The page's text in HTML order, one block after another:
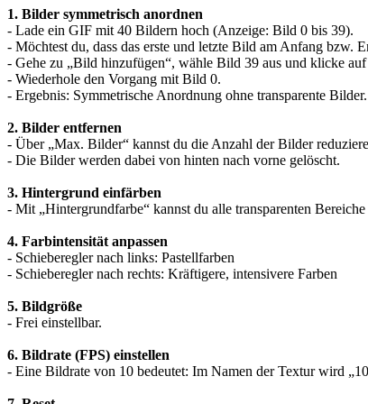
1. Bilder symmetrisch anordnen
- Lade ein GIF mit 40 Bildern hoch (Anzeige: Bild 0 bis 39).
- Möchtest du, dass das erste und letzte Bild am Anfang bzw.
- Gehe zu „Bild hinzufügen“, wähle Bild 39 aus und klicke
- Wiederhole den Vorgang mit Bild 0.
- Ergebnis: Symmetrische Anordnung ohne transparente Bilder.
2. Bilder entfernen
- Über „Max. Bilder“ kannst du die Anzahl der Bilder
- Die Bilder werden dabei von hinten nach vorne gelöscht.
3. Hintergrund einfärben
- Mit „Hintergrundfarbe“ kannst du alle transparenten
4. Farbintensität anpassen
- Schieberegler nach links: Pastellfarben
- Schieberegler nach rechts: Kräftigere, intensivere Farben
5. Bildgröße
- Frei einstellbar.
6. Bildrate (FPS) einstellen
- Eine Bildrate von 10 bedeutet: Im Namen der Textur wird